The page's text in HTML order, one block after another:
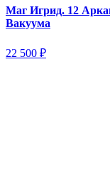
Маг Игрид. 12
Вакуума
22 500 ₽